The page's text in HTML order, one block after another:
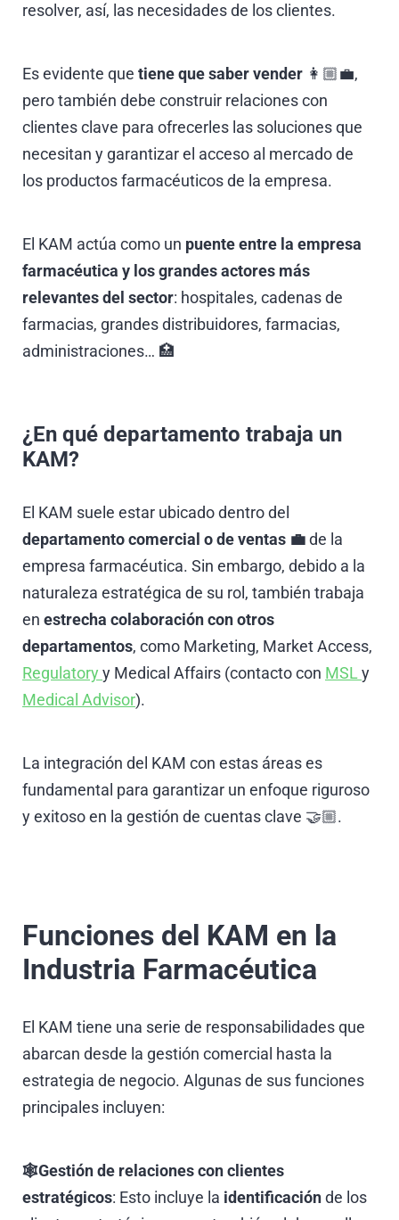
resolver, así, las necesidades de los clientes.
Es evidente que tiene que saber vender 👩🏼‍💼,
pero también debe construir relaciones con
clientes clave para ofrecerles las soluciones que
necesitan y garantizar el acceso al mercado de
los productos farmacéuticos de la empresa.
El KAM actúa como un puente entre la empresa
farmacéutica y los grandes actores más
relevantes del sector: hospitales, cadenas de
farmacias, grandes distribuidores, farmacias,
administraciones… 🏥
¿En qué departamento trabaja un
KAM?
El KAM suele estar ubicado dentro del
departamento comercial o de ventas 💼de la
empresa farmacéutica. Sin embargo, debido a la
naturaleza estratégica de su rol, también trabaja
en estrecha colaboración con otros
departamentos, como Marketing, Market Access,
Regulatory y Medical Affairs (contacto con MSL y
Medical Advisor).
La integración del KAM con estas áreas es
fundamental para garantizar un enfoque riguroso
y exitoso en la gestión de cuentas clave 🤝🏼.
Funciones del KAM en la
Industria Farmacéutica
El KAM tiene una serie de responsabilidades que
abarcan desde la gestión comercial hasta la
estrategia de negocio. Algunas de sus funciones
principales incluyen:
🕸️Gestión de relaciones con clientes
estratégicos: Esto incluye la identificaciónde los